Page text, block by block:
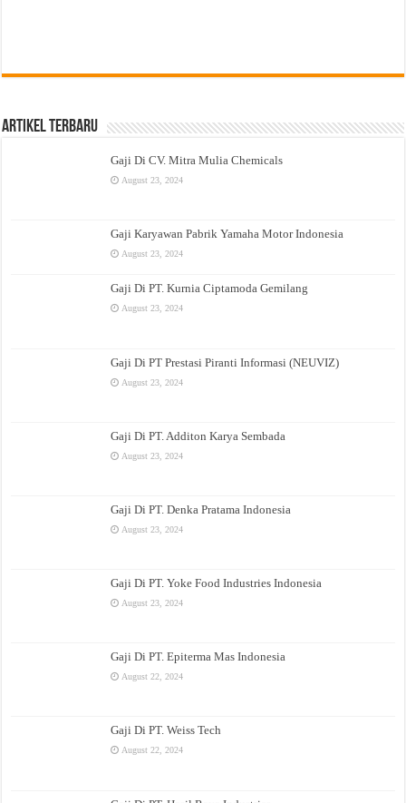
Artikel Terbaru
Gaji Di CV. Mitra Mulia Chemicals
August 23, 2024
Gaji Karyawan Pabrik Yamaha Motor Indonesia
August 23, 2024
Gaji Di PT. Kurnia Ciptamoda Gemilang
August 23, 2024
Gaji Di PT Prestasi Piranti Informasi (NEUVIZ)
August 23, 2024
Gaji Di PT. Additon Karya Sembada
August 23, 2024
Gaji Di PT. Denka Pratama Indonesia
August 23, 2024
Gaji Di PT. Yoke Food Industries Indonesia
August 23, 2024
Gaji Di PT. Epiterma Mas Indonesia
August 22, 2024
Gaji Di PT. Weiss Tech
August 22, 2024